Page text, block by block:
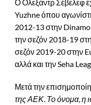
Ο Ολεξάντρ Σέβελεφ
Yuzhne όπου
2012-13 στην
την σεζόν 2018-19
σεζόν 2019-20 στην
αλλά και την Seha
Μετά την
της ΑΕΚ. Το όνομα, η